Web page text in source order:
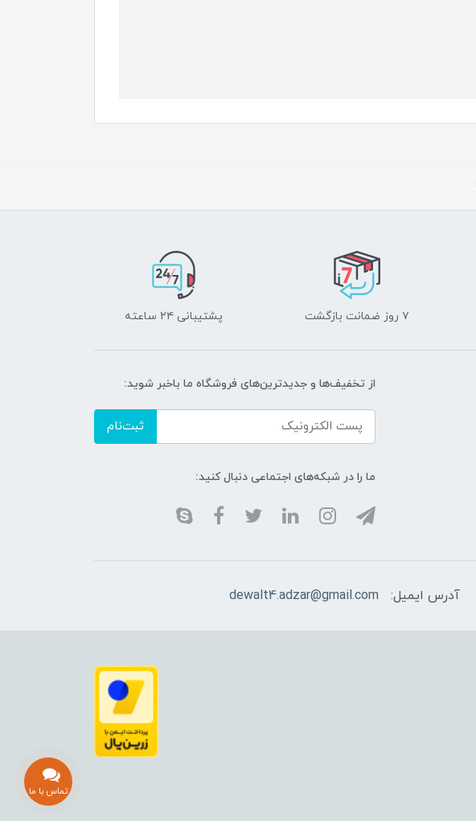
۷ روز ضمانت بازگشت پشتیبانی ۲۴ ساعته
از تخفیف‌ها و جدیدترین‌های فروشگاه ما باخبر شوید:
ثبت‌نام
ما را در شبکه‌های اجتماعی دنبال کنید:
آدرس ایمیل: dewalt4.adzar@gmail.com
تماس با ما